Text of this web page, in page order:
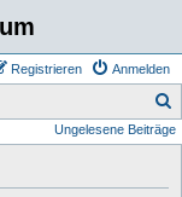
Anmelden
Registrieren
u
Ungelesene Beiträge